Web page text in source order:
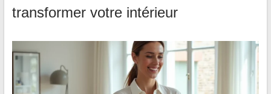
transformer votre intérieur